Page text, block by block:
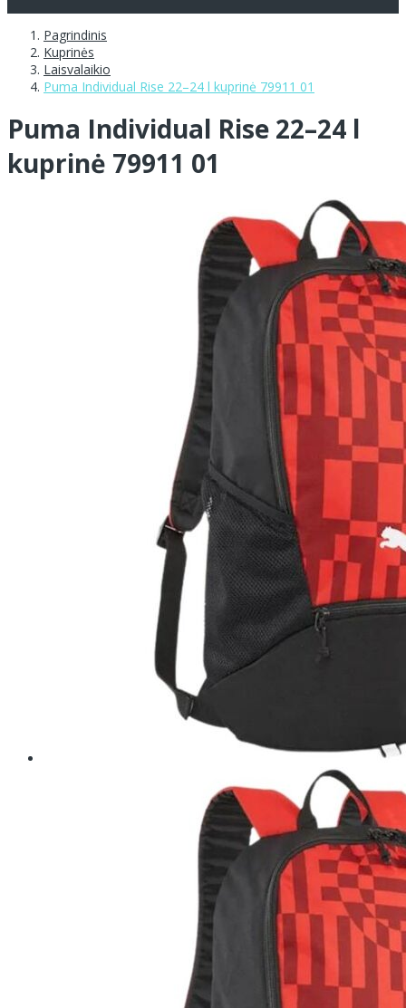
Pagrindinis
Kuprinės
Laisvalaikio
Puma Individual Rise 22–24 l kuprinė 79911 01
Puma Individual Rise 22–24 l
kuprinė 79911 01